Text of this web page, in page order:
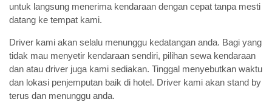
untuk langsung menerima kendaraan dengan cepat tanpa mesti
datang ke tempat kami.
Driver kami akan selalu menunggu kedatangan anda. Bagi yang
tidak mau menyetir kendaraan sendiri, pilihan sewa kendaraan
dan atau driver juga kami sediakan. Tinggal menyebutkan waktu
dan lokasi penjemputan baik di hotel. Driver kami akan stand by
terus dan menunggu anda.